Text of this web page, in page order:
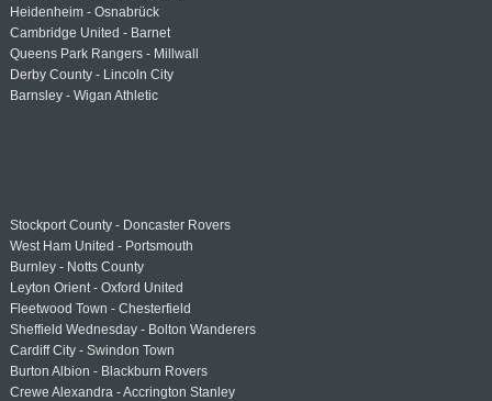
Heidenheim - Osnabrück
Cambridge United - Barnet
Queens Park Rangers - Millwall
Derby County - Lincoln City
Barnsley - Wigan Athletic
Stockport County - Doncaster Rovers
West Ham United - Portsmouth
Burnley - Notts County
Leyton Orient - Oxford United
Fleetwood Town - Chesterfield
Sheffield Wednesday - Bolton Wanderers
Cardiff City - Swindon Town
Burton Albion - Blackburn Rovers
Crewe Alexandra - Accrington Stanley